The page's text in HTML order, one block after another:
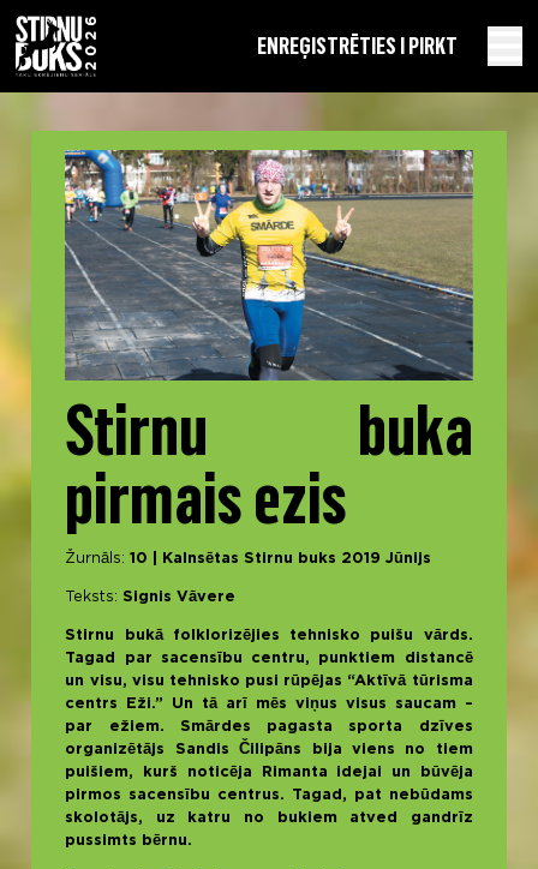
ENREĢISTRĒTIES I PIRKT
Stirnu buka
pirmais ezis
Žurnāls:10 | Kalnsētas Stirnu buks 2019 Jūnijs
Teksts: Signis Vāvere
Stirnu bukā folklorizējies tehnisko puišu vārds.
Tagad par sacensību centru, punktiem distancē
un visu, visu tehnisko pusi rūpējas “Aktīvā tūrisma
centrs Eži.” Un tā arī mēs viņus visus saucam –
par ežiem. Smārdes pagasta sporta dzīves
organizētājs Sandis Čilipāns bija viens no tiem
puišiem, kurš noticēja Rimanta idejai un būvēja
pirmos sacensību centrus. Tagad, pat nebūdams
skolotājs, uz katru no bukiem atved gandrīz
pussimts bērnu.